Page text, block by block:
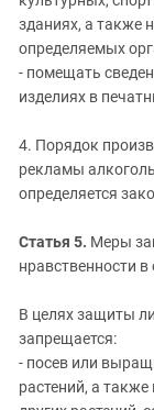
зданиях, а также
определяемых
- помещать
изделиях в
4. Порядок
рекламы
определяется
Статья 5. Меры
нравственности
В целях защиты
запрещается:
- посев или
растений, а